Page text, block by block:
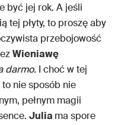
być jej rok. A jeśli
tej płyty, to proszę aby
przebojowość
Wieniawę
darmo. I choć w tej
nie sposób nie
pełnym magii
Julia ma spore